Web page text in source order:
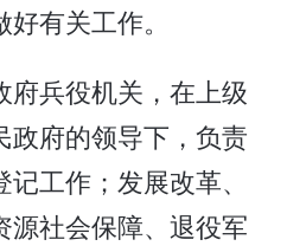
有关工作。
府兵役机关，在上级
政府的领导下，负责
工作；发展改革、
源社会保障、退役军